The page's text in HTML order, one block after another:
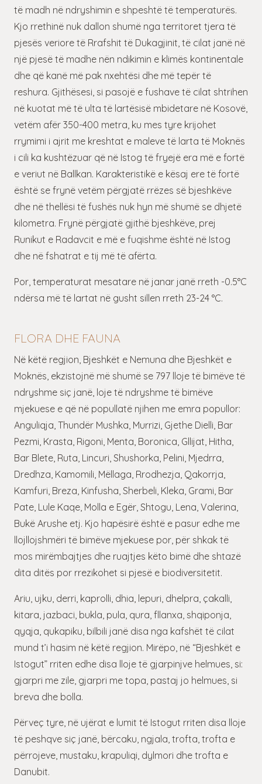
të madh në ndryshimin e shpeshtë të temperaturës.
Kjo rrethinë nuk dallon shumë nga territoret tjera të
pjesës veriore të Rrafshit të Dukagjinit, të cilat janë në
një pjesë të madhe nën ndikimin e klimës kontinentale
dhe që kanë më pak nxehtësi dhe më tepër të
reshura. Gjithësesi, si pasojë e fushave të cilat shtrihen
në kuotat më të ulta të lartësisë mbidetare në Kosovë,
vetëm afër 350-400 metra, ku mes tyre krijohet
rrymimi i ajrit me kreshtat e maleve të larta të Moknës
i cili ka kushtëzuar që në Istog të fryejë era më e fortë
e veriut në Ballkan. Karakteristikë e kësaj ere të fortë
është se frynë vetëm përgjatë rrëzes së bjeshkëve
dhe në thellësi të fushës nuk hyn më shumë se dhjetë
kilometra. Frynë përgjatë gjithë bjeshkëve, prej
Runikut e Radavcit e më e fuqishme është në Istog
dhe në fshatrat e tij më të afërta.
Por, temperaturat mesatare në janar janë rreth -0.5°C
ndërsa më të lartat në gusht sillen rreth 23-24 °C.
FLORA DHE FAUNA
Në këtë regjion, Bjeshkët e Nemuna dhe Bjeshkët e
Moknës, ekzistojnë më shumë se 797 lloje të bimëve të
ndryshme siç janë, loje të ndryshme të bimëve
mjekuese e që në popullatë njihen me emra popullor:
Anguliqja, Thundër Mushka, Murrizi, Gjethe Dielli, Bar
Pezmi, Krasta, Rigoni, Menta, Boronica, Gllijat, Hitha,
Bar Blete, Ruta, Lincuri, Shushorka, Pelini, Mjedrra,
Dredhza, Kamomili, Mëllaga, Rrodhezja, Qakorrja,
Kamfuri, Breza, Kinfusha, Sherbeli, Kleka, Grami, Bar
Pate, Lule Kaqe, Molla e Egër, Shtogu, Lena, Valerina,
Bukë Arushe etj. Kjo hapësirë është e pasur edhe me
llojllojshmëri të bimëve mjekuese por, për shkak të
mos mirëmbajtjes dhe ruajtjes këto bimë dhe shtazë
dita ditës por rrezikohet si pjesë e biodiversitetit.
Ariu, ujku, derri, kaprolli, dhia, lepuri, dhelpra, çakalli,
kitara, jazbaci, bukla, pula, qura, fllanxa, shqiponja,
qyqja, qukapiku, bilbili janë disa nga kafshët të cilat
mund t’i hasim në këtë regjion. Mirëpo, në “Bjeshkët e
Istogut” rriten edhe disa lloje të gjarpinjve helmues, si:
gjarpri me zile, gjarpri me topa, pastaj jo helmues, si
breva dhe bolla.
Përveç tyre, në ujërat e lumit të Istogut rriten disa lloje
të peshqve siç janë, bërcaku, ngjala, trofta, trofta e
përrojeve, mustaku, krapuliqi, dylmori dhe trofta e
Danubit.